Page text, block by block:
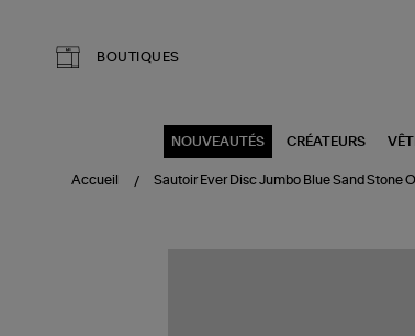
BOUTIQUES
NOUVEAUTÉS CRÉATEURS
Accueil Sautoir Ever Disc Jumbo Blue Sand Stone